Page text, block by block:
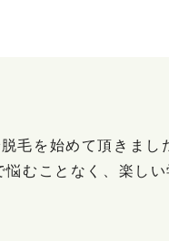
毛を始めて頂きま
むことなく、楽し